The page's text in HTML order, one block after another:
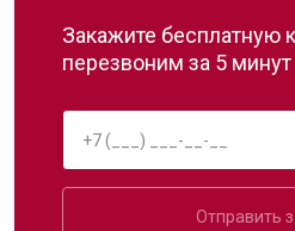
Закажите бесплатную
перезвоним за 5 минут
Отправить